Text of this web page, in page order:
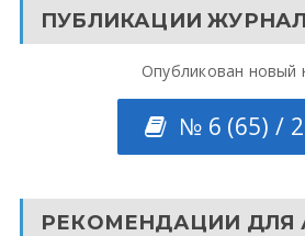
ПУБЛИКАЦИИ
Опубликован новый
№ 6 (65) /
РЕКОМЕНДАЦИИ ДЛЯ